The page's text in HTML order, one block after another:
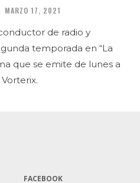
MARZO 17, 2021
de radio y
temporada en “La
que se emite de lunes a
FACEBOOK